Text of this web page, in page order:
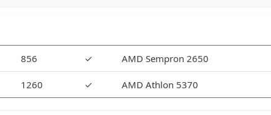
856 ✓ AMD Sempron 2650
1260 ✓ AMD Athlon 5370